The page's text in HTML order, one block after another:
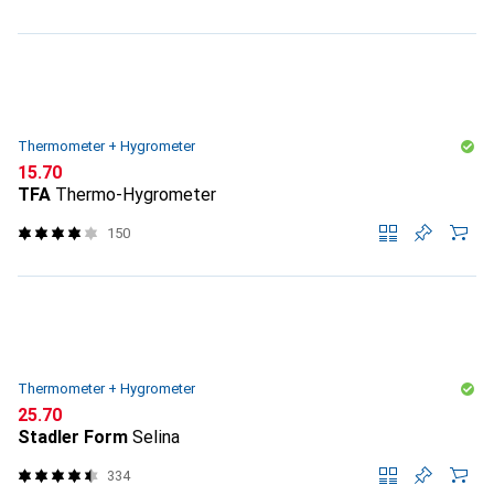
Thermometer + Hygrometer
CHF
15.70
TFA Thermo-Hygrometer
150
Thermometer + Hygrometer
CHF
25.70
Stadler Form Selina
334